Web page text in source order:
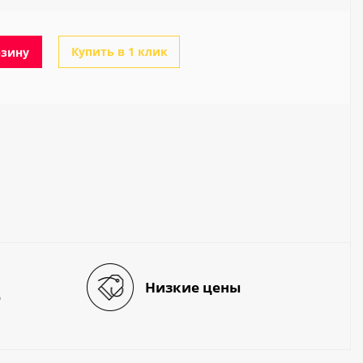
Купить в 1 клик
Низкие цены